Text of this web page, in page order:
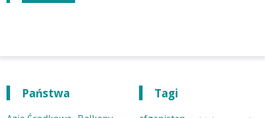
Państwa Tagi